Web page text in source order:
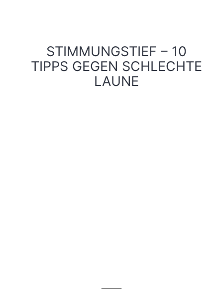
STIMMUNGSTIEF – 10
TIPPS GEGEN SCHLECHTE
LAUNE